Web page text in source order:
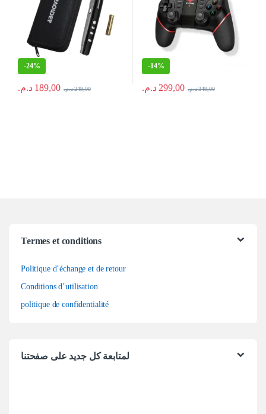
-24%
189,00 د.م. 249,00 د.م.
-14%
299,00 د.م. 349,00 د.م.
Termes et conditions
Politique d’échange et de retour
Conditions d’utilisation
politique de confidentialité
لمتابعة كل جديد على صفحتنا